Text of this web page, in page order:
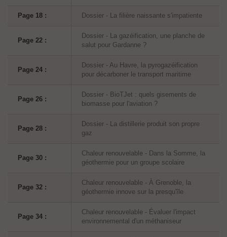
Page 18 : Dossier - La filière naissante s'impatiente
Page 22 :
Dossier - La gazéification, une planche de
salut pour Gardanne ?
Page 24 :
Dossier - Au Havre, la pyrogazéification
pour décarboner le transport maritime
Page 26 :
Dossier - BioTJet : quels gisements de
biomasse pour l'aviation ?
Page 28 :
Dossier - La distillerie produit son propre
gaz
Page 30 :
Chaleur renouvelable - Dans la Somme, la
géothermie pour un groupe scolaire
Page 32 :
Chaleur renouvelable - À Grenoble, la
géothermie innove sur la presqu'île
Page 34 :
Chaleur renouvelable - Évaluer l'impact
environnemental d'un méthaniseur